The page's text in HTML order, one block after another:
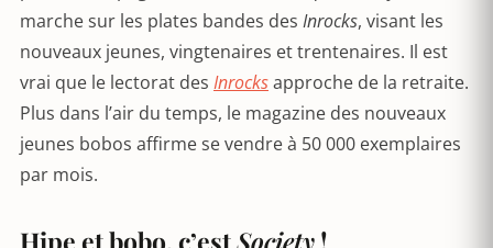
marche sur les plates bandes des Inrocks, visant les
nouveaux jeunes, vingtenaires et trentenaires. Il est
vrai que le lectorat des Inrocksapproche de la retraite.
Plus dans l’air du temps, le magazine des nouveaux
jeunes bobos affirme se vendre à 50 000 exemplaires
par mois.
Hipe et bobo, c’estSociety!